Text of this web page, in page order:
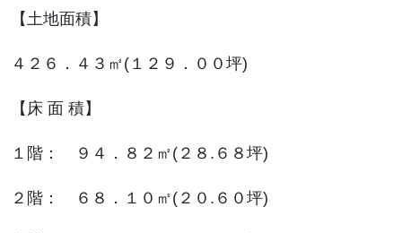
【土地面積】
４２６．４３㎡(１２９．００坪)
【床 面 積】
１階： ９４．８２㎡(２８.６８坪)
２階： ６８．１０㎡(２０.６０坪)